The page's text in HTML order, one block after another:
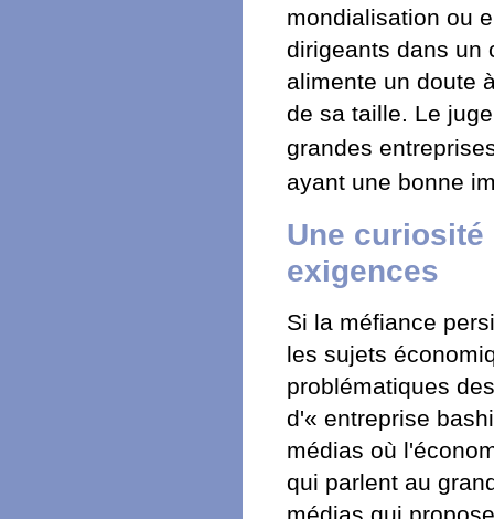
mondialisation ou
dirigeants dans un
alimente un doute
de sa taille. Le
grandes
ayant une bonne
Une
exigences
Si la méfiance
les sujets
problématiques
d'« entreprise
médias où
qui parlent au